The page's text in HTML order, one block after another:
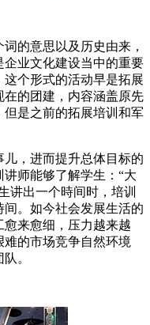
的意思以及历史由来，
企业文化建设当中的重要
个形式的活动早是拓展
的团建，内容涵盖原先
是之前的拓展培训和军
，进而提升总体目标的
师能够了解学生：“大
讲出一个時间时，培训
。如今社会发展生活的
来愈细，压力越来越
的市场竞争自然环境
。